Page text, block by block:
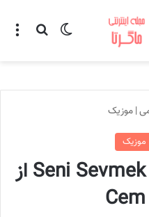
تغییر پوسته
| موزیک
موزیک
متن و ترجمه آهنگ Seni Sevmek از